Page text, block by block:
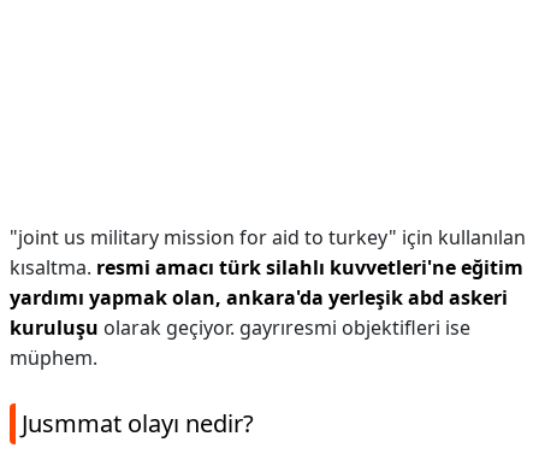
"joint us military mission for aid to turkey" için kullanılan
kısaltma. resmi amacı türk silahlı kuvvetleri'ne eğitim
yardımı yapmak olan, ankara'da yerleşik abd askeri
kuruluşu olarak geçiyor. gayrıresmi objektifleri ise
müphem.
Jusmmat olayı nedir?